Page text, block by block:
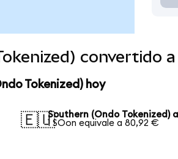
convertido
Tokenized) hoy
🇪🇺Southern (Ondo Tokenized)
1 SOon equivale a 80,92 €